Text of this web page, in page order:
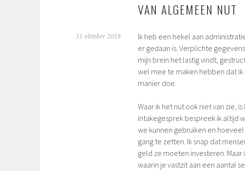
VAN ALGEMEEN NUT
11 oktober 2019
Ik heb een hekel aan
er gedaan is. Verplichte
mijn brein het lastig vindt,
wel mee te maken hebben dat ik
manier doe.
Waar ik het nut ook niet van zie,
intakegesprek bespreek ik altijd
we kunnen gebruiken en hoeveel
gang te zetten. Ik snap dat
geld ze moeten investeren.
waarin je vastzit aan een aantal